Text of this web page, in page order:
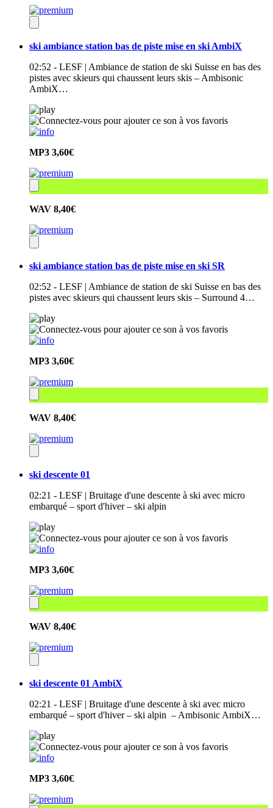
ski ambiance station bas de piste mise en ski AmbiX
02:52 - LESF | Ambiance de station de ski Suisse en bas des
pistes avec skieurs qui chaussent leurs skis – Ambisonic
AmbiX…
MP3 3,60€
WAV 8,40€
ski ambiance station bas de piste mise en ski SR
02:52 - LESF | Ambiance de station de ski Suisse en bas des
pistes avec skieurs qui chaussent leurs skis – Surround 4…
MP3 3,60€
WAV 8,40€
ski descente 01
02:21 - LESF | Bruitage d'une descente à ski avec micro
embarqué – sport d'hiver – ski alpin
MP3 3,60€
WAV 8,40€
ski descente 01 AmbiX
02:21 - LESF | Bruitage d'une descente à ski avec micro
embarqué – sport d'hiver – ski alpin – Ambisonic AmbiX…
MP3 3,60€